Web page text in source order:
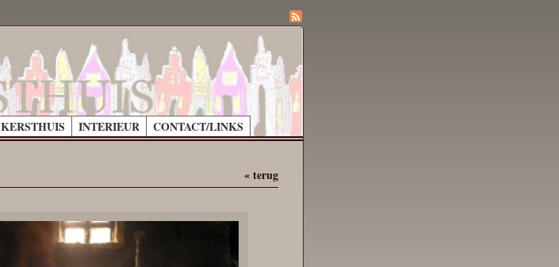
KERSTHUIS INTERIEUR CONTACT/LINKS
« terug